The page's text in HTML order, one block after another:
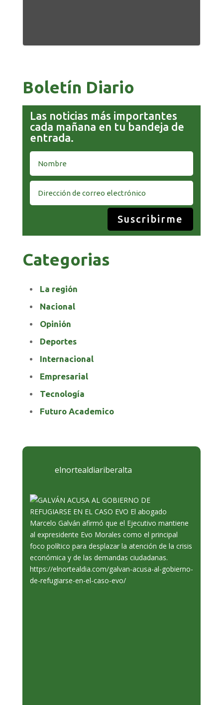
Boletín Diario
Las noticias más importantes
cada mañana en tu bandeja de
entrada.
Suscribirme
Categorias
La región
Nacional
Opinión
Deportes
Internacional
Empresarial
Tecnología
Futuro Academico
elnortealdiariberalta